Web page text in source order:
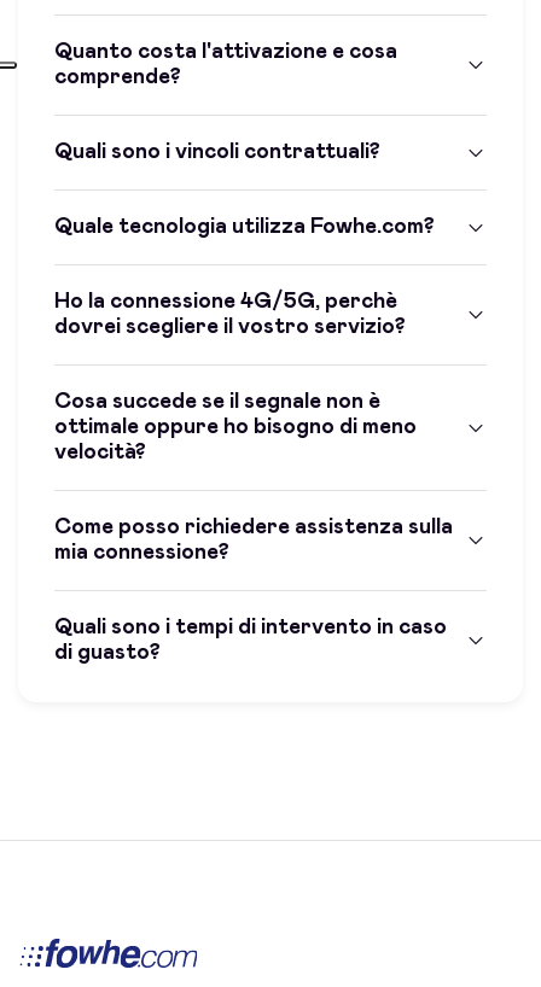
Quanto costa l'attivazione e cosa
comprende?
Quali sono i vincoli contrattuali?
Quale tecnologia utilizza Fowhe.com?
Ho la connessione 4G/5G, perchè
dovrei scegliere il vostro servizio?
Cosa succede se il segnale non è
ottimale oppure ho bisogno di meno
velocità?
Come posso richiedere assistenza sulla
mia connessione?
Quali sono i tempi di intervento in caso
di guasto?